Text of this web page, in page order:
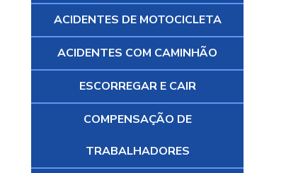
ACIDENTES DE MOTOCICLETA
ACIDENTES COM CAMINHÃO
ESCORREGAR E CAIR
COMPENSAÇÃO DE
TRABALHADORES